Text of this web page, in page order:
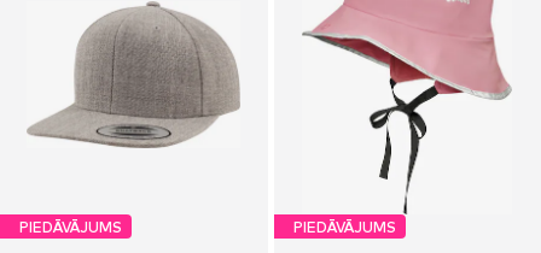
PIEDĀVĀJUMS PIEDĀVĀJUMS